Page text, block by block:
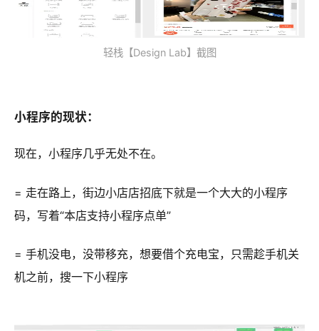
轻栈【Design Lab】截图
小程序的现状：
现在，小程序几乎无处不在。
= 走在路上，街边小店店招底下就是一个大大的小程序
码，写着“本店支持小程序点单”
= 手机没电，没带移充，想要借个充电宝，只需趁手机关
机之前，搜一下小程序